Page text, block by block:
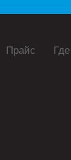
Прайс